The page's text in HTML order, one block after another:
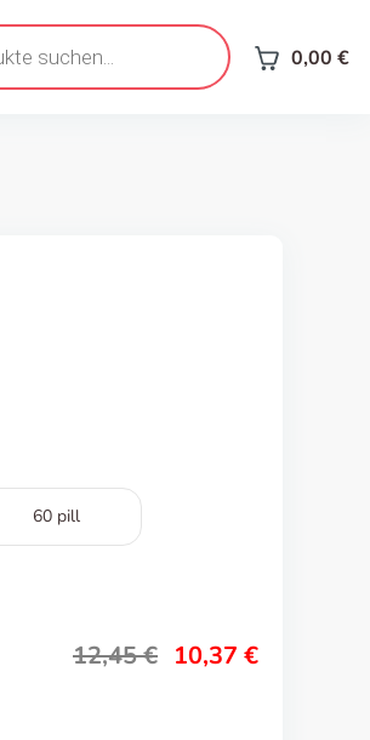
0,00 €
60 pill
12,45€ 10,37 €